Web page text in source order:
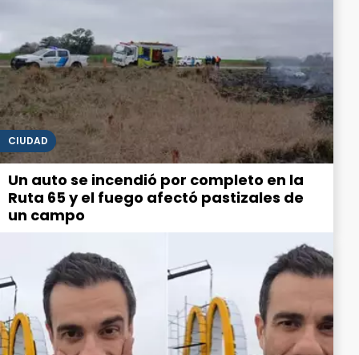
CIUDAD
Un auto se incendió por completo en la
Ruta 65 y el fuego afectó pastizales de
un campo